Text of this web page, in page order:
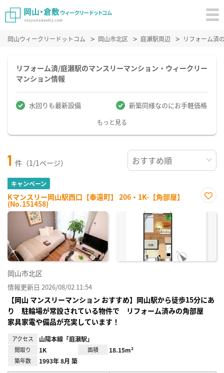
岡山ウィークリードットコム 岡山市北区 庭瀬駅周辺 リフォーム済
リフォーム済/庭瀬駅のマンスリーマンション・ウィークリー
マンション情報
水回りも最新設備 新築同様なのにお手軽価格
もっと見る
1 件（1/1ページ）
キャンペーン
Kマンスリー岡山駅西口【奉還町】 206・1K-【角部屋】
(No.151458)
に入
岡山市北区
情報更新日 2026/08/02 11:54
【岡山 マンスリーマンション おすすめ】岡山駅から徒歩15分にあ
り 駐輪場が常設されている物件で リフォーム済みの角部屋
家具家電や備品が充実しています！
アクセス 山陽本線「庭瀬駅」
間取り 1K 面積 18.15m²
築年数 1993年 8月 築